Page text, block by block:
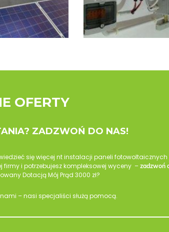
OFERTY
ZADZWOŃ DO NAS!
się więcej nt instalacji paneli
firmy i potrzebujesz kompleksowej wyceny –zadzwoń
Dotacją Mój Prąd 3000 zł?
– nasi specjaliści służą pomocą.